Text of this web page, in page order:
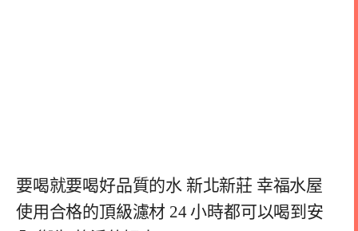
要喝就要喝好品質的水 新北新莊 幸福水屋
使用合格的頂級濾材 24 小時都可以喝到安